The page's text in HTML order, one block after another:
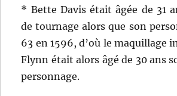
* Bette Davis était âgée de 31
de tournage alors que son
63 en 1596, d’où le maquillage
Flynn était alors âgé de 30 ans
personnage.